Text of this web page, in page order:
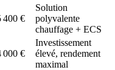
400 €
Solution
polyvalente
chauffage + ECS
000 €
Investissement
élevé, rendement
maximal